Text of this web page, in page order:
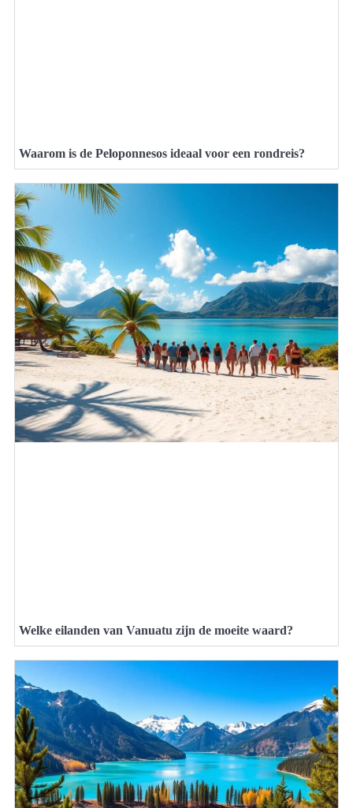
Waarom is de Peloponnesos ideaal voor een rondreis?
Welke eilanden van Vanuatu zijn de moeite waard?